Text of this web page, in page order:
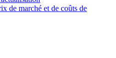
de marché et de coûts de